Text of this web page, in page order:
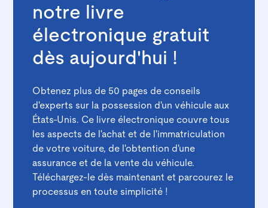
notre livre
électronique gratuit
dès aujourd'hui !
Obtenez plus de 50 pages de conseils
d'experts sur la possession d'un véhicule aux
États-Unis. Ce livre électronique couvre tous
les aspects de l'achat et de l'immatriculation
de votre voiture, de l'obtention d'une
assurance et de la vente du véhicule.
Téléchargez-le dès maintenant et parcourez le
processus en toute simplicité !